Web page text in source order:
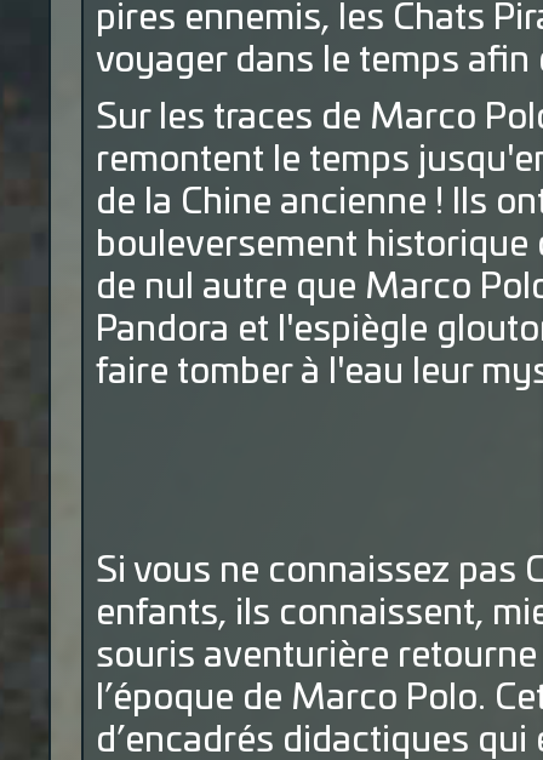
pires ennemis, les Chats
voyager dans le temps afin
Sur les traces de Marco
remontent le temps
de la Chine ancienne ! Ils
bouleversement historique
de nul autre que Marco
Pandora et l'espiègle
faire tomber à l'eau leur
Si vous ne connaissez pas
enfants, ils connaissent,
souris aventurière retourne
l’époque de Marco Polo.
d’encadrés didactiques